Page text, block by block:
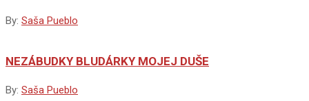
By: Saša Pueblo
NEZÁBUDKY BLUDÁRKY MOJEJ DUŠE
By: Saša Pueblo